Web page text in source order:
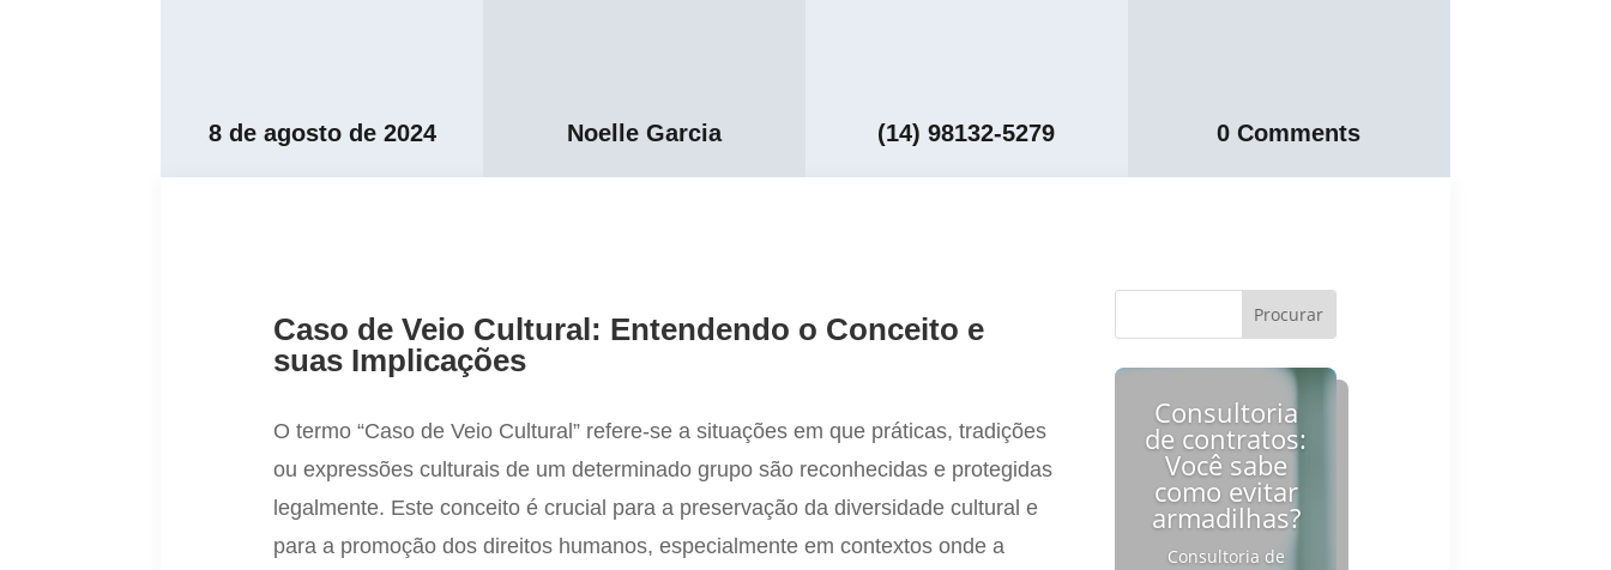
8 de agosto de 2024 Noelle Garcia (14) 98132-5279 0 Comments
Caso de Veio Cultural: Entendendo o Conceito e
suas Implicações
O termo “Caso de Veio Cultural” refere-se a situações em que práticas, tradições
ou expressões culturais de um determinado grupo são reconhecidas e protegidas
legalmente. Este conceito é crucial para a preservação da diversidade cultural e
para a promoção dos direitos humanos, especialmente em contextos onde a
Consultoria
de contratos:
Você sabe
como evitar
armadilhas?
Consultoria de